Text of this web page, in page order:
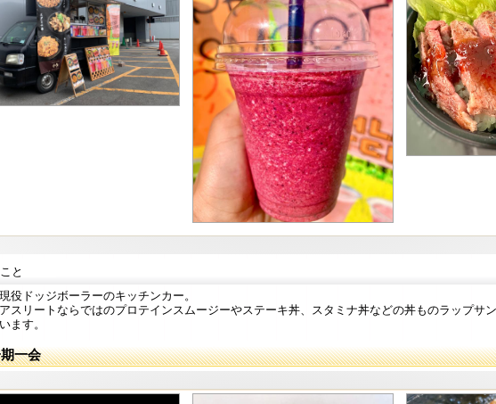
と
現役ドッジボーラーのキッチンカー。
アスリートならではのプロテインスムージーやステーキ丼、スタミナ丼などの丼ものラップサ
います。
一会